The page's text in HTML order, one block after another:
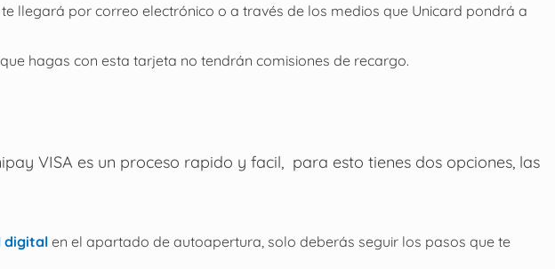
llegará por correo electrónico o a través de los medios que Unicard pondrá a
hagas con esta tarjeta no tendrán comisiones de recargo.
VISA es un proceso rapido y facil, para esto tienes dos opciones, las
digital en el apartado de autoapertura, solo deberás seguir los pasos que te